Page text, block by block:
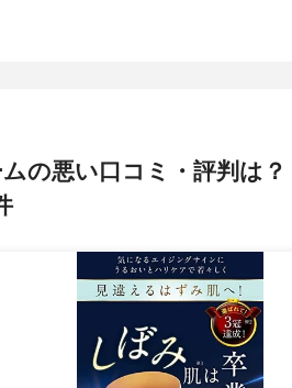
の悪い口コミ・評判は？